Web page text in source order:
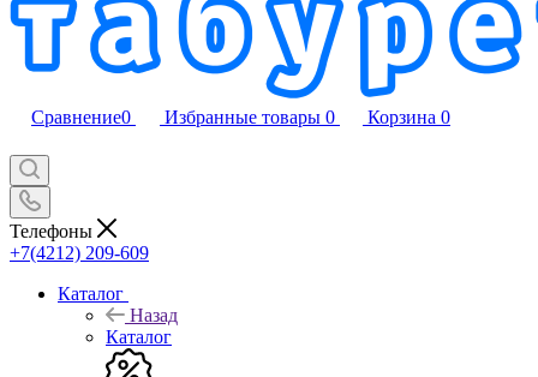
Сравнение0 Избранные товары 0 Корзина 0
Телефоны
+7(4212) 209-609
Каталог
Назад
Каталог